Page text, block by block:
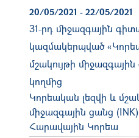
20/05/2021 - 22/05/2021
31-րդ միջազգային
կազմակերպված
մշակույթի
կողմից
Կորեական լեզվի և
միջազգային ցանց (INK)
Հարավային Կորեա